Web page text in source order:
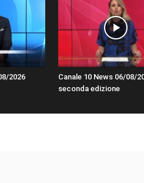
2026
Canale 10 News 06/08/
seconda edizione